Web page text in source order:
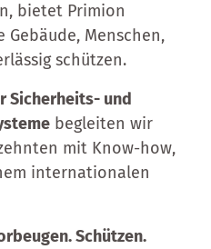
bietet Primion
Menschen,
schützen.
Sicherheits- und
begleiten wir
mit Know-how,
internationalen
Schützen.